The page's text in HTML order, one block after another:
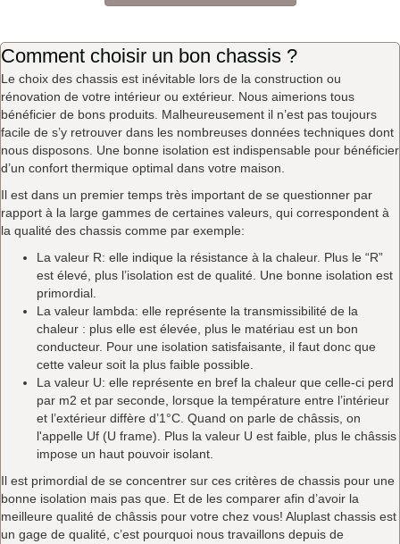
Comment choisir un bon chassis ?
Le choix des chassis est inévitable lors de la construction ou
rénovation de votre intérieur ou extérieur. Nous aimerions tous
bénéficier de bons produits. Malheureusement il n’est pas toujours
facile de s’y retrouver dans les nombreuses données techniques dont
nous disposons. Une bonne isolation est indispensable pour bénéficier
d’un confort thermique optimal dans votre maison.
Il est dans un premier temps très important de se questionner par
rapport à la large gammes de certaines valeurs, qui correspondent à
la qualité des chassis comme par exemple:
La valeur R: elle indique la résistance à la chaleur. Plus le “R”
est élevé, plus l’isolation est de qualité. Une bonne isolation est
primordial.
La valeur lambda: elle représente la transmissibilité de la
chaleur : plus elle est élevée, plus le matériau est un bon
conducteur. Pour une isolation satisfaisante, il faut donc que
cette valeur soit la plus faible possible.
La valeur U: elle représente en bref la chaleur que celle-ci perd
par m2 et par seconde, lorsque la température entre l’intérieur
et l’extérieur diffère d’1°C. Quand on parle de châssis, on
l'appelle Uf (U frame). Plus la valeur U est faible, plus le châssis
impose un haut pouvoir isolant.
Il est primordial de se concentrer sur ces critères de chassis pour une
bonne isolation mais pas que. Et de les comparer afin d’avoir la
meilleure qualité de châssis pour votre chez vous! Aluplast chassis est
un gage de qualité, c’est pourquoi nous travaillons depuis de